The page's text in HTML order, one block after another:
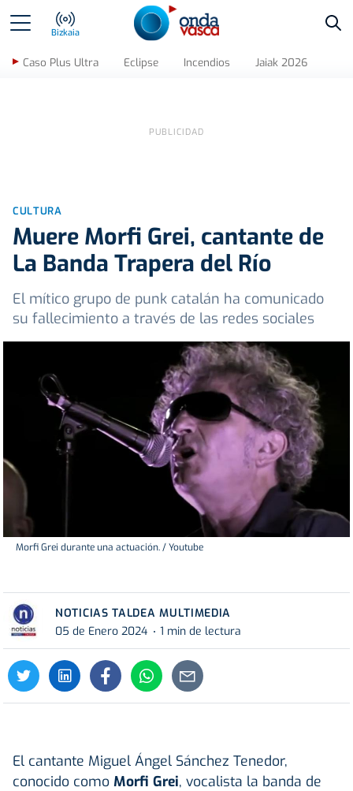
Bizkaia
Caso Plus Ultra Eclipse Incendios Jaiak 2026
CULTURA
Muere Morfi Grei, cantante de
La Banda Trapera del Río
El mítico grupo de punk catalán ha comunicado
su fallecimiento a través de las redes sociales
Morfi Grei durante una actuación. / Youtube
NOTICIAS TALDEA MULTIMEDIA
05 de Enero 2024
1 min de lectura
El cantante Miguel Ángel Sánchez Tenedor,
conocido como Morfi Grei, vocalista la banda de